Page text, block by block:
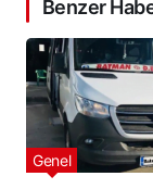
Benzer
Genel